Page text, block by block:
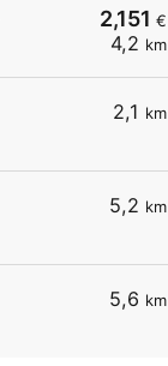
2,151 €
4,2 km
2,1 km
5,2 km
5,6 km